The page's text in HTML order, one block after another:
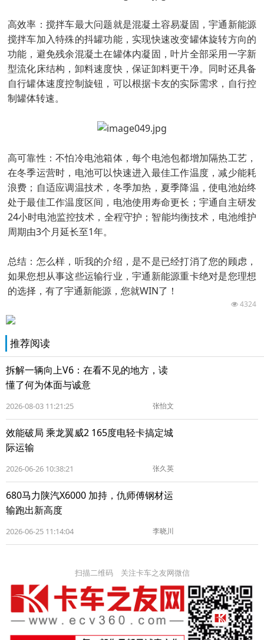
高效率：搅拌车最大问题就是混凝土容易凝固，宇通新能源
搅拌车加入特殊的抖罐功能，实现快速改变罐体旋转方向的
功能，避免残余混凝土在罐体内凝固，叶片全部采用一字新
型流化床结构，卸料速度快，保证卸料更干净。同时还具备
自行罐体速度控制旋钮，可以根据卡友的实际需求，自行控
制罐体转速。
高可靠性：不怕冷电池箱体，每个电池包都增加隔热工艺，
在冬季运营时，电池可以快速进入最佳工作温度，减少能耗
浪费；自适应调温技术，冬季加热，夏季降温，使电池始终
处于最佳工作温度区间，电池使用寿命更长；宇通自主研发
24小时电池监控技术，全程守护；智能均衡技术，电池维护
周期由3个月延长至1年。
总结：怎么样，听我的介绍，是不是已经打消了您的顾虑，
如果您想从事这些运输行业，宇通新能源重卡绝对是您理想
的选择，有了宇通新能源，您就WIN了！
4324
推荐阅读
拆解一辆向上V6：在看不见的地方，读
懂了何为体面与诚意
2026-08-03 11:21:25 张怡文
效能破局 乘龙翼威2 165度电轻卡搞定城
际运输
2026-06-26 10:38:21 张久英
680马力陕汽X6000 加持，仇师傅钢材运
输跑出新高度
2026-06-25 11:14:04 李晓川
扫描二维码 关注卡车之友网微信